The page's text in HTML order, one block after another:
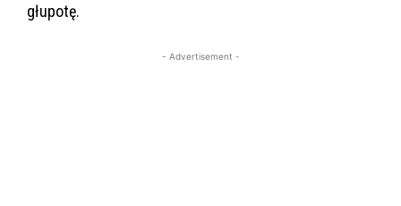
głupotę.
- Advertisement -